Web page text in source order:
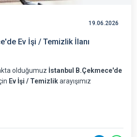
19.06.2026
İstanbul B.Çekmece'de Ev İşi / Temizlik İlanı
olduğumuz
İstanbul B.Çekmece'de
Ev İşi / Temizlikarayışımız